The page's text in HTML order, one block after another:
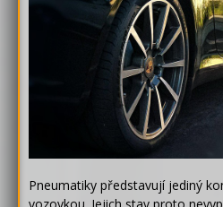
Pneumatiky představují jediný